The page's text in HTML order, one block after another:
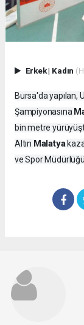
Erkek| Kadın
Bursa'da yapılan,
Şampiyonasına
bin metre
Altın Malatya
ve Spor